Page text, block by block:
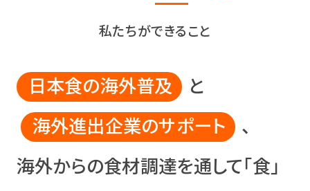
私たちができること
日本食の海外普及
と
海外進出企業のサポート
、
海外からの食材調達を通して「食」